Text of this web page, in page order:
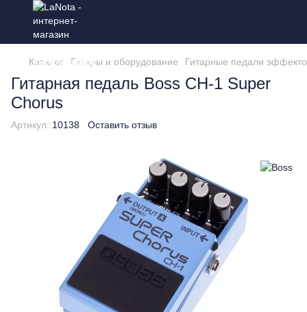
Каталог Гитары и оборудование Гитарные педали
Гитарная педаль Boss CH-1 Super
Chorus
Артикул: 10138 Оставить отзыв